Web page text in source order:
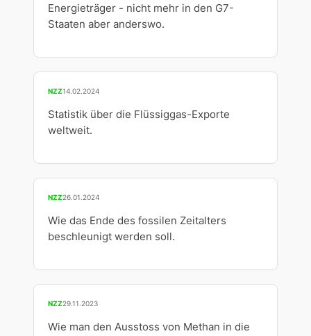
Energieträger - nicht mehr in den G7-
Staaten aber anderswo.
NZZ14.02.2024
Statistik über die Flüssiggas-Exporte
weltweit.
NZZ26.01.2024
Wie das Ende des fossilen Zeitalters
beschleunigt werden soll.
NZZ29.11.2023
Wie man den Ausstoss von Methan in die